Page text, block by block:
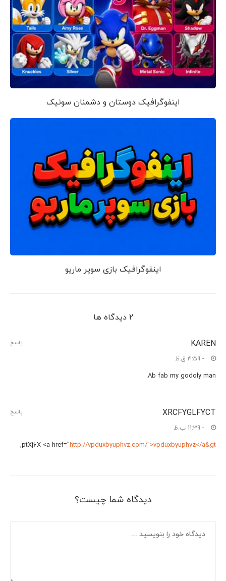
اینفوگرافیک دوستان و دشمنان سونیک
اینفوگرافیک بازی سوپر ماریو
2 دیدگاه ها
KAREN
- 3:59 ق.ظ
Ab fab my godoly man.
پاسخ
XRCFYGLFYCT
- 11:39 ب.ظ
ptXj6X <a href="http://vpduxbyuphvz.com/">vpduxbyuphvz</a&gt
;
پاسخ
دیدگاه شما چیست؟